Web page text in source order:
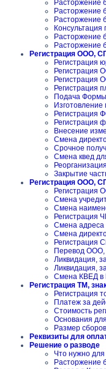
Расторжение
Расторжение
Расторжение
Консультация
Расторжение
Расторжение
Регистрация ООО,
Регистрация
Регистрация
Регистрация
Регистрация
Подача
Изготовление
Регистрация
Регистрация
Внесение
Смена
Срочное
Смена квед
Закрытие
Регистрация ООО,
Регистрация
Смена
Смена
Регистрация
Смена
Смена
Регистрация
Перевод
Ликвидация,
Ликвидация,
Смена КВЕД в
Регистрация ТМ,
Регистрация
Платеж за
Стоимость
Основания
Размер
Реквизиты для
Решение о разводе
Что нужно
Расторжение